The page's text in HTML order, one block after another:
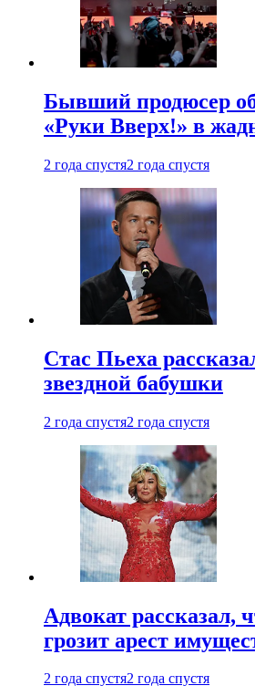
Бывший продюсер
«Руки Вверх!» в
2 года спустя2 года спустя
Стас Пьеха
звездной бабушки
2 года спустя2 года спустя
Адвокат рассказал,
грозит арест
2 года спустя2 года спустя